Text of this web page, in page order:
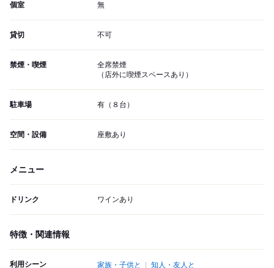
個室 無
貸切 不可
禁煙・喫煙
全席禁煙
（店外に喫煙スペースあり）
駐車場 有（８台）
空間・設備 座敷あり
メニュー
ドリンク ワインあり
特徴・関連情報
利用シーン 家族・子供と 知人・友人と